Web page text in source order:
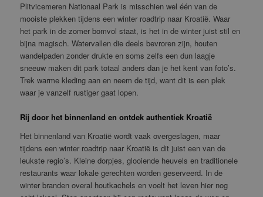
Plitvicemeren Nationaal Park is misschien wel één van de
mooiste plekken tijdens een winter roadtrip naar Kroatië. Waar
het park in de zomer bomvol staat, is het in de winter juist stil en
bijna magisch. Watervallen die deels bevroren zijn, houten
wandelpaden zonder drukte en soms zelfs een dun laagje
sneeuw maken dit park totaal anders dan je het kent van foto’s.
Trek warme kleding aan en neem de tijd, want dit is een plek
waar je vanzelf rustiger gaat lopen.
Rij door het binnenland en ontdek authentiek Kroatië
Het binnenland van Kroatië wordt vaak overgeslagen, maar
tijdens een winter roadtrip naar Kroatië is dit juist een van de
leukste regio’s. Kleine dorpjes, glooiende heuvels en traditionele
restaurants waar lokale gerechten worden geserveerd. In de
winter branden overal houtkachels en voelt het leven hier nog